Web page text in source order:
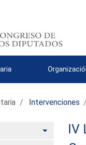
Intervenciones
Alternar
IV